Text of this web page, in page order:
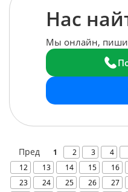
Нас
Мы онлайн,
Пред 1 2 3 4
12
13 14 15 16
23
24 25 26 27